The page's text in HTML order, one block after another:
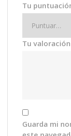
Tu
Tu valoración
Guarda mi